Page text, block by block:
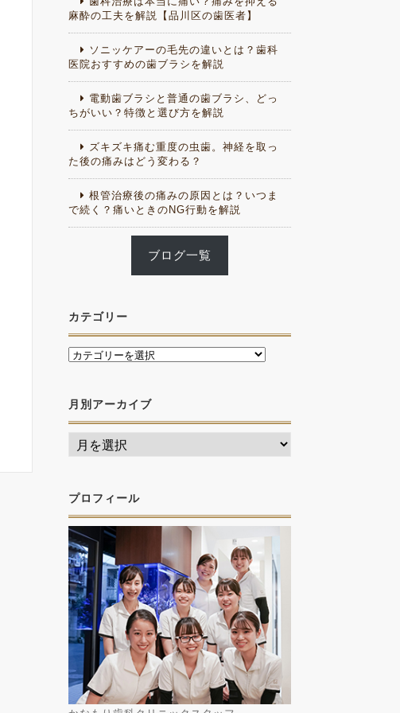
麻酔の工夫を解説【品川区の歯医者】
ソニッケアーの毛先の違いとは？歯科
医院おすすめの歯ブラシを解説
電動歯ブラシと普通の歯ブラシ、どっ
ちがいい？特徴と選び方を解説
ズキズキ痛む重度の虫歯。神経を取っ
た後の痛みはどう変わる？
根管治療後の痛みの原因とは？いつま
で続く？痛いときのNG行動を解説
ブログ一覧
カテゴリー
月別アーカイブ
プロフィール